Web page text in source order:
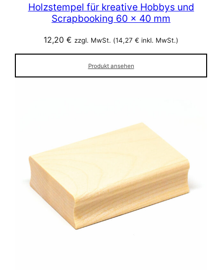
Holzstempel für kreative Hobbys und
Scrapbooking 60 x 40 mm
12,20 € zzgl. MwSt. (14,27 € inkl. MwSt.)
Produkt ansehen